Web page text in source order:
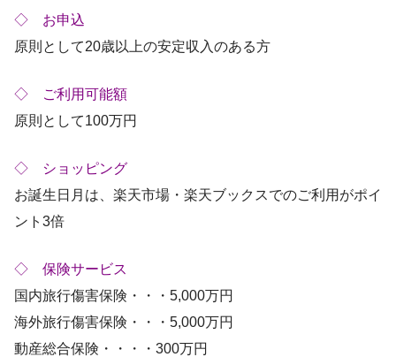
◇ お申込
原則として20歳以上の安定収入のある方
◇ ご利用可能額
原則として100万円
◇ ショッピング
お誕生日月は、楽天市場・楽天ブックスでのご利用がポイ
ント3倍
◇ 保険サービス
国内旅行傷害保険・・・5,000万円
海外旅行傷害保険・・・5,000万円
動産総合保険・・・・300万円